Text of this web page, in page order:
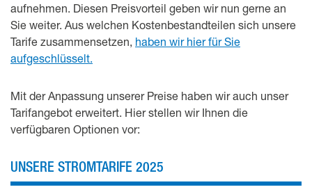
aufnehmen. Diesen Preisvorteil geben wir nun gerne an
Sie weiter. Aus welchen Kostenbestandteilen sich unsere
Tarife zusammensetzen, haben wir hier für Sie
aufgeschlüsselt.
Mit der Anpassung unserer Preise haben wir auch unser
Tarifangebot erweitert. Hier stellen wir Ihnen die
verfügbaren Optionen vor:
UNSERE STROMTARIFE 2025